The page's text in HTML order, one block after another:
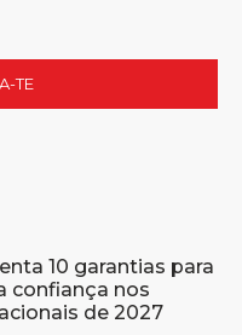
TE
10 garantias para
confiança nos
de 2027